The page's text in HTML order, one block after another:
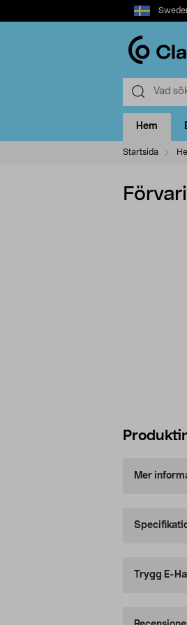
Select
market
Hem
Startsida
Mer
Trygg E-